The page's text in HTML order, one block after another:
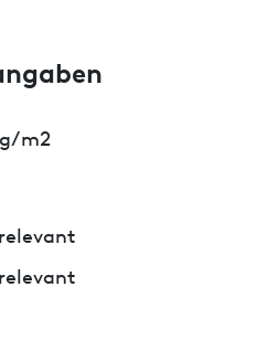
m2